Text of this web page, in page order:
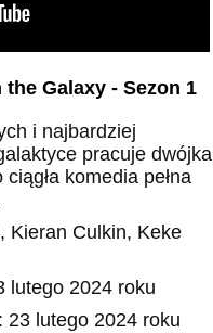
Galaxy - Sezon 1
i najbardziej
pracuje dwójka
komedia pełna
Kieran Culkin, Keke
lutego 2024 roku
: 23 lutego 2024 roku